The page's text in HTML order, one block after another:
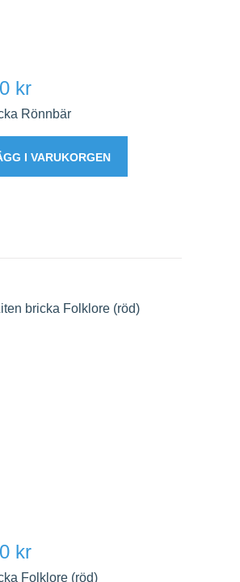
kr
Rönnbär
I VARUKORGEN
kr
Folklore (röd)